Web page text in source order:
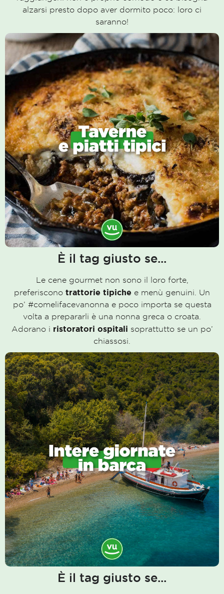
alzarsi presto dopo aver dormito poco: loro ci
saranno!
È il tag giusto se...
Le cene gourmet non sono il loro forte,
preferiscono trattorie tipiche e menù genuini. Un
po’ #comelifacevanonna e poco importa se questa
volta a prepararli è una nonna greca o croata.
Adorano i ristoratori ospitali soprattutto se un po’
chiassosi.
È il tag giusto se...